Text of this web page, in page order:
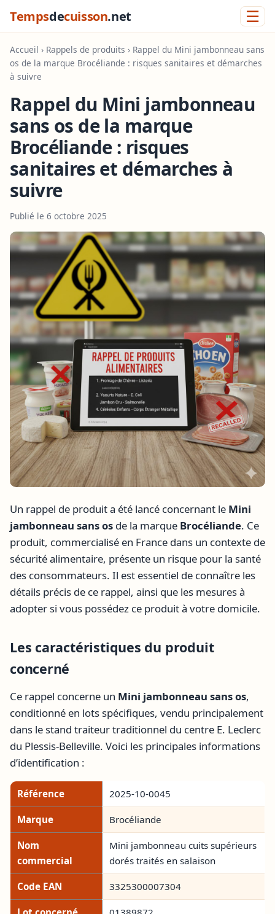
Tempsdecuisson.net ☰
Accueil › Rappels de produits › Rappel du Mini jambonneau sans
os de la marque Brocéliande : risques sanitaires et démarches
à suivre
Rappel du Mini jambonneau
sans os de la marque
Brocéliande : risques
sanitaires et démarches à
suivre
Publié le 6 octobre 2025
Un rappel de produit a été lancé concernant le Mini
jambonneau sans os de la marque Brocéliande. Ce
produit, commercialisé en France dans un contexte de
sécurité alimentaire, présente un risque pour la santé
des consommateurs. Il est essentiel de connaître les
détails précis de ce rappel, ainsi que les mesures à
adopter si vous possédez ce produit à votre domicile.
Les caractéristiques du produit
concerné
Ce rappel concerne un Mini jambonneau sans os,
conditionné en lots spécifiques, vendu principalement
dans le stand traiteur traditionnel du centre E. Leclerc
du Plessis-Belleville. Voici les principales informations
d’identification :
Référence 2025-10-0045
Marque Brocéliande
Nom
commercial
Mini jambonneau cuits supérieurs
dorés traités en salaison
Code EAN 3325300007304